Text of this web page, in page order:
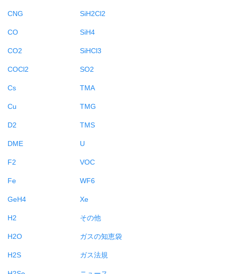
CNG
CO
CO2
COCl2
Cs
Cu
D2
DME
F2
Fe
GeH4
H2
H2O
H2S
SiH2Cl2
SiH4
SiHCl3
SO2
TMA
TMG
TMS
U
VOC
WF6
Xe
その他
ガスの知恵袋
ガス法規